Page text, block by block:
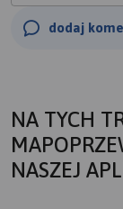
dodaj
NA TYCH
NASZEJ